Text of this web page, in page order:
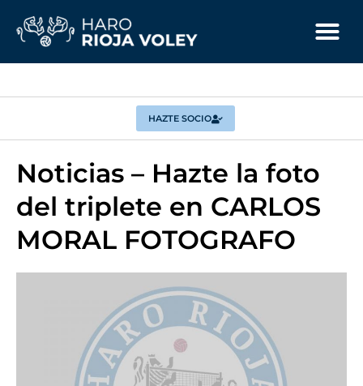
HAZTE SOCIO
Noticias – Hazte la foto
del triplete en CARLOS
MORAL FOTOGRAFO